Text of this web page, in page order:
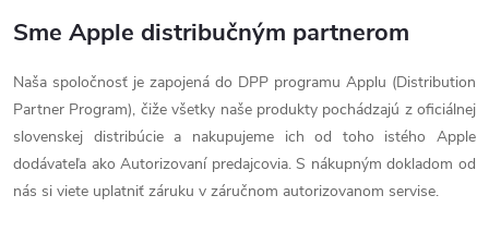
v
l
á
d
a
Sme Apple distribučným partnerom
Naša spoločnosť je zapojená do DPP programu Applu (Distribution
Partner Program), čiže všetky naše produkty pochádzajú z oficiálnej
slovenskej distribúcie a nakupujeme ich od toho istého Apple
dodávateľa ako Autorizovaní predajcovia. S nákupným dokladom od
nás si viete uplatniť záruku v záručnom autorizovanom servise.